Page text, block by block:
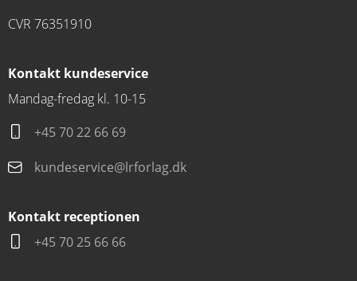
CVR 76351910
Kontakt kundeservice
Mandag-fredag kl. 10-15
+45 70 22 66 69
kundeservice@lrforlag.dk
Kontakt receptionen
+45 70 25 66 66